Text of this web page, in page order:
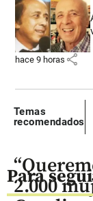
hace 9 horas share
Temas
recomendados
Para
2.000